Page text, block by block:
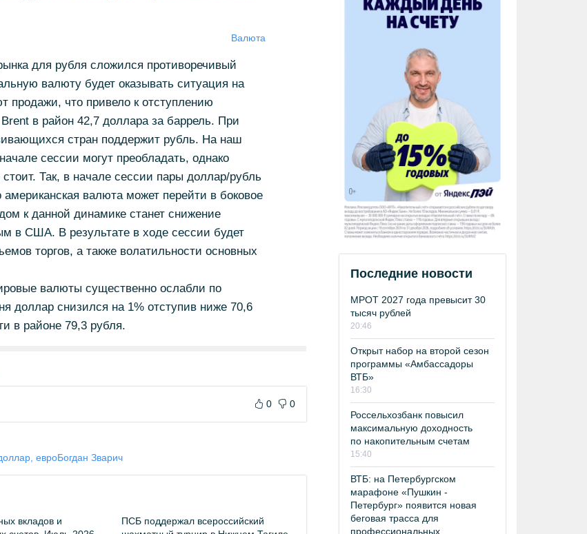
Валюта
для рубля сложился противоречивый
валюту будет оказывать ситуация на
продажи, что привело к отступлению
в район 42,7 доллара за баррель. При
стран поддержит рубль. На наш
сессии могут преобладать, однако
Так, в начале сессии пары доллар/рубль
валюта может перейти в боковое
к данной динамике станет снижение
в США. В результате в ходе сессии будет
торгов, а также волатильности основных
валюты существенно ослабли по
доллар снизился на 1% отступив ниже 70,6
в районе 79,3 рубля.
0 0
евроБогдан Зварич
вкладов и
ПСБ поддержал всероссийский
Последние новости
МРОТ 2027 года превысит 30
тысяч рублей
20:46
Открыт набор на второй сезон
программы «Амбассадоры
ВТБ»
16:30
Россельхозбанк повысил
максимальную доходность
по накопительным счетам
15:40
ВТБ: на Петербургском
марафоне «Пушкин -
Петербург» появится новая
беговая трасса для
профессиональных